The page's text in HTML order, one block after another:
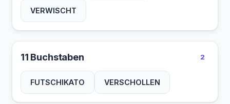
VERWISCHT
11 Buchstaben 2
FUTSCHIKATO VERSCHOLLEN